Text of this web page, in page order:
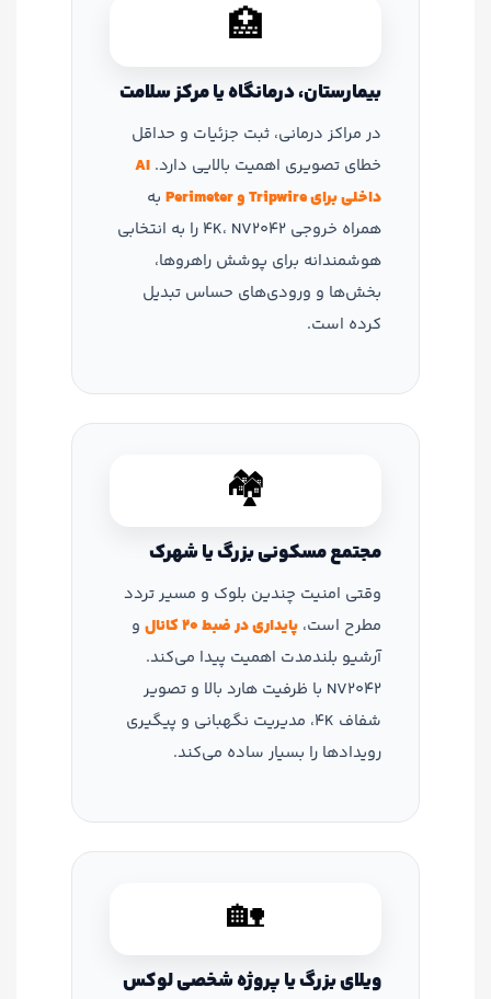
🏥
بیمارستان، درمانگاه یا مرکز سلامت
در مراکز درمانی، ثبت جزئیات و حداقل
خطای تصویری اهمیت بالایی دارد. AI
داخلی برای Tripwire و Perimeter
به
همراه خروجی 4K، NV2042 را به انتخابی
هوشمندانه برای پوشش راهروها،
بخش‌ها و ورودی‌های حساس تبدیل
کرده است.
🏘️
مجتمع مسکونی بزرگ یا شهرک
وقتی امنیت چندین بلوک و مسیر تردد
مطرح است، پایداری در ضبط 20 کانال
و
آرشیو بلندمدت اهمیت پیدا می‌کند.
NV2042 با ظرفیت هارد بالا و تصویر
شفاف 4K، مدیریت نگهبانی و پیگیری
رویدادها را بسیار ساده می‌کند.
🏡
ویلای بزرگ یا پروژه شخصی لوکس